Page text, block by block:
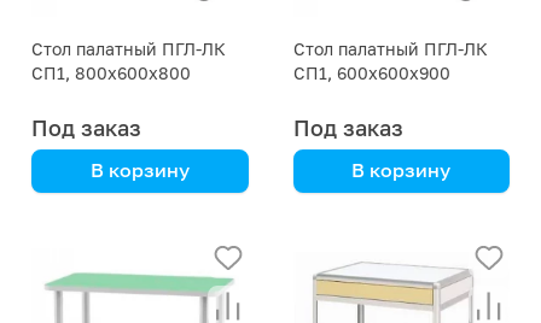
Стол палатный ПГЛ-ЛК
СП1, 800х600х800
Под заказ
В корзину
Стол палатный ПГЛ-ЛК
СП1, 600х600х900
Под заказ
В корзину